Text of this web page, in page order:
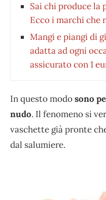
Sai chi produce la
Ecco i marchi che
Mangi e piangi di
adatta ad ogni
assicurato con 1
In questo modosono
nudo. Il fenomeno si
vaschette già pronte
dal salumiere.